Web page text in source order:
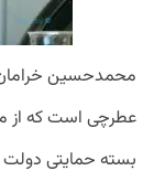
محمدحسین
بسته حمایتی